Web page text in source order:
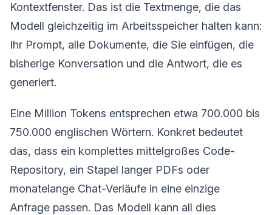
Kontextfenster. Das ist die Textmenge, die das
Modell gleichzeitig im Arbeitsspeicher halten kann:
Ihr Prompt, alle Dokumente, die Sie einfügen, die
bisherige Konversation und die Antwort, die es
generiert.
Eine Million Tokens entsprechen etwa 700.000 bis
750.000 englischen Wörtern. Konkret bedeutet
das, dass ein komplettes mittelgroßes Code-
Repository, ein Stapel langer PDFs oder
monatelange Chat-Verläufe in eine einzige
Anfrage passen. Das Modell kann all dies